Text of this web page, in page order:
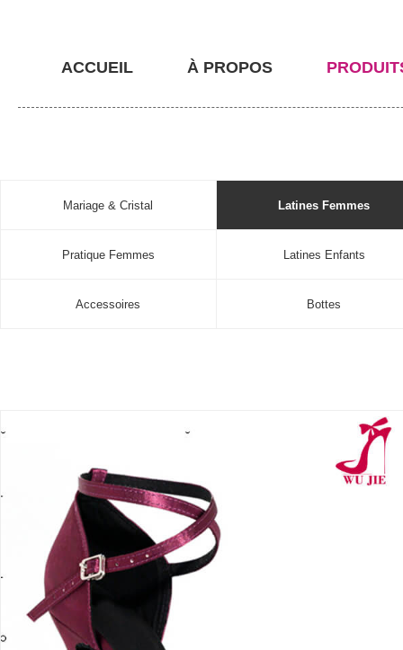
ACCUEIL À PROPOS
Mariage & Cristal Latines Femmes
Pratique Femmes Latines Enfants
Accessoires Bottes